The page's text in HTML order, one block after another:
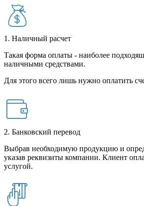
1. Наличный расчет
Такая форма оплаты - наиболее
наличными средствами.
Для этого всего лишь нужно оплатить
2. Банковский перевод
Выбрав необходимую продукцию и
указав реквизиты компании. Клиент
услугой.